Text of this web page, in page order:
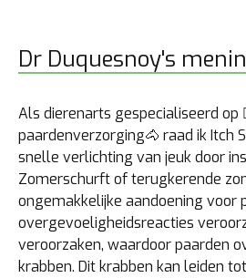
Dr Duquesnoy's
Als dierenarts gespecialiseerd op
paardenverzorging🐴 raad ik Itch
snelle verlichting van jeuk door
Zomerschurft of terugkerende
ongemakkelijke aandoening voor
overgevoeligheidsreacties
veroorzaken, waardoor paarden
krabben. Dit krabben kan leiden